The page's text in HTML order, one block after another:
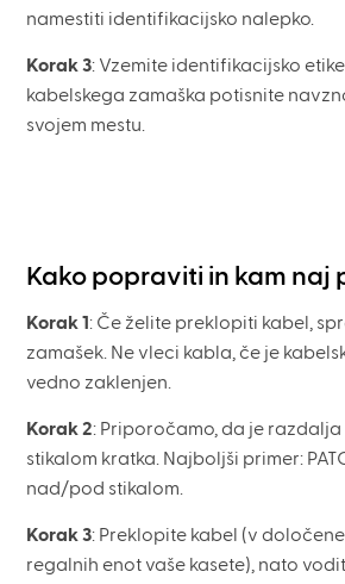
namestiti identifikacijsko nalepko.
Korak 3: Vzemite identifikacijsko
kabelskega zamaška potisnite
svojem mestu.
Kako popraviti in kam naj
Korak 1: Če želite preklopiti kabel,
zamašek. Ne vleci kabla, če je
vedno zaklenjen.
Korak 2: Priporočamo, da je razdalja
stikalom kratka. Najboljši primer:
nad/pod stikalom.
Korak 3: Preklopite kabel (v
regalnih enot vaše kasete), nato